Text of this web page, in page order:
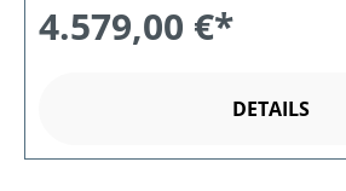
4.579,00 €*
DETAILS